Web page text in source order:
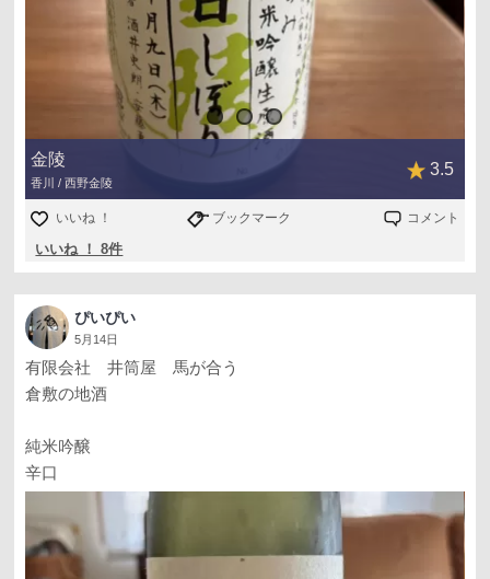
金陵
香川 / 西野金陵
3.5
いいね ！ ブックマーク コメント
いいね ！ 8件
ぴいぴい
5月14日
有限会社 井筒屋 馬が合う
倉敷の地酒
純米吟醸
辛口